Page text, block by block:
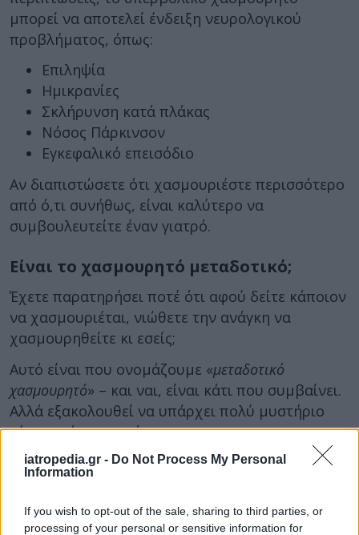
iatropedia.gr - Do Not Process My Personal
Information
If you wish to opt-out of the sale, sharing to third parties, or
processing of your personal or sensitive information for
μπορεί να αποτελεί ένδειξη νευρολογικού
προβλήματος, όπως:
Επιληψία
Ημικρανίες
Σκλήρυνση κατά πλάκας
Νόσος Πάρκινσον
Εγκεφαλικό επεισόδιο
Αν διαπιστώσετε ότι χασμουριέστε περισσότερο
από ό,τι συνήθως, είναι καλύτερο να
συμβουλευτείτε έναν γιατρό.
Είναι το χασμουρητό μεταδοτικό;
Έχετε παρατηρήσει ποτέ ότι αφού δείτε κάποιον
να χασμουριέται, νιώθετε την ανάγκη να
χασμουρηθείτε κι εσείς;
Αυτό είναι που ονομάζουμε «μεταδοτικό
χασμουρητό» – και ναι, είναι κάτι που συμβαίνει.
Αλλά εξακολουθεί να υπάρχει πολύ μυστήριο
γύρω από το φαινόμενο.
Έρευνα του 2011 διαπίστωσε ότι τόσο τα
αυθόρμητα όσο και τα μεταδοτικά χασμουρητά
προκύπτουν από έναν υποκείμενο μηχανισμό
που εμπλέκεται στη ρύθμιση της θερμοκρασίας